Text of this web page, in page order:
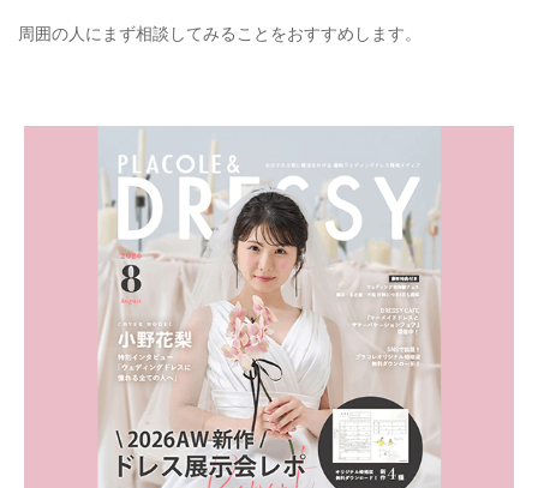
周囲の人にまず相談してみることをおすすめします。